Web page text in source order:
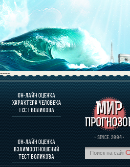
----
ОН-ЛАЙН ОЦЕНКА
ХАРАКТЕРА ЧЕЛОВЕКА
ТЕСТ ВОЛИКОВА
ОН-ЛАЙН ОЦЕНКА
ВЗАИМООТНОШЕНИЙ
ТЕСТ ВОЛИКОВА
· SINCE. 2004 ·
О ПРОГРАММЕ
ОЦЕНКА ХАРАКТЕРA
ОЦЕНКА ХАРАКТЕРА
О ПРОГРАММЕ
ПРОГНОЗЫ И